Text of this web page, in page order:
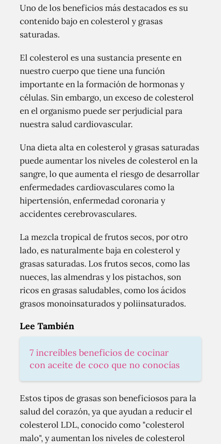
Uno de los beneficios más destacados es su
contenido bajo en colesterol y grasas
saturadas.
El colesterol es una sustancia presente en
nuestro cuerpo que tiene una función
importante en la formación de hormonas y
células. Sin embargo, un exceso de colesterol
en el organismo puede ser perjudicial para
nuestra salud cardiovascular.
Una dieta alta en colesterol y grasas saturadas
puede aumentar los niveles de colesterol en la
sangre, lo que aumenta el riesgo de desarrollar
enfermedades cardiovasculares como la
hipertensión, enfermedad coronaria y
accidentes cerebrovasculares.
La mezcla tropical de frutos secos, por otro
lado, es naturalmente baja en colesterol y
grasas saturadas. Los frutos secos, como las
nueces, las almendras y los pistachos, son
ricos en grasas saludables, como los ácidos
grasos monoinsaturados y poliinsaturados.
Lee También
7 increíbles beneficios de cocinar
con aceite de coco que no conocías
Estos tipos de grasas son beneficiosos para la
salud del corazón, ya que ayudan a reducir el
colesterol LDL, conocido como "colesterol
malo", y aumentan los niveles de colesterol